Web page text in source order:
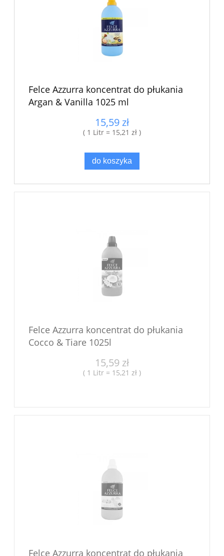
Felce Azzurra koncentrat do płukania
Argan & Vanilla 1025 ml
15,59 zł
( 1 Litr = 15,21 zł )
do koszyka
Felce Azzurra koncentrat do płukania
Cocco & Tiare 1025l
15,59 zł
( 1 Litr = 15,21 zł )
Felce Azzurra koncentrat do płukania